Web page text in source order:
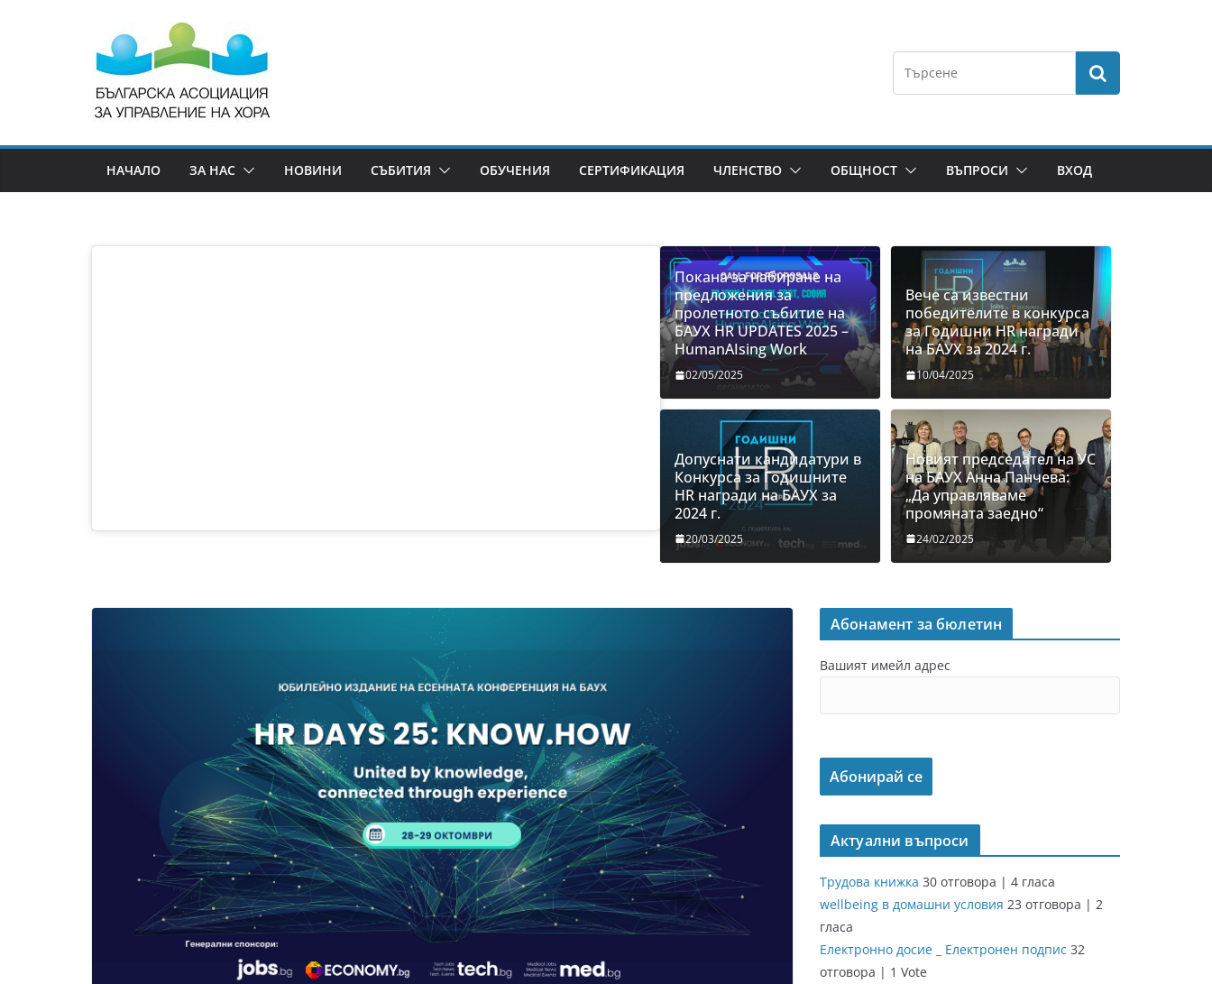
НАЧАЛО ЗА НАС НОВИНИ СЪБИТИЯ ОБУЧЕНИЯ СЕРТИФИКАЦИЯ ЧЛЕНСТВО ОБЩНОСТ ВЪПРОСИ ВХОД
Покана за набиране на
предложения за
пролетното събитие на
БАУХ HR UPDATES 2025 –
HumanAIsing Work
02/05/2025
Вече са известни
победителите в конкурса
за Годишни HR награди
на БАУХ за 2024 г.
10/04/2025
Допуснати кандидатури в
Конкурса за Годишните
HR награди на БАУХ за
2024 г.
20/03/2025
Новият председател на УС
на БАУХ Анна Панчева:
„Да управляваме
промяната заедно“
24/02/2025
Абонамент за бюлетин
Вашият имейл адрес
Актуални въпроси
Трудова книжка 30 отговора | 4 гласа
wellbeing в домашни условия 23 отговора | 2
гласа
Електронно досие _ Електронен подпис 32
отговора | 1 Vote